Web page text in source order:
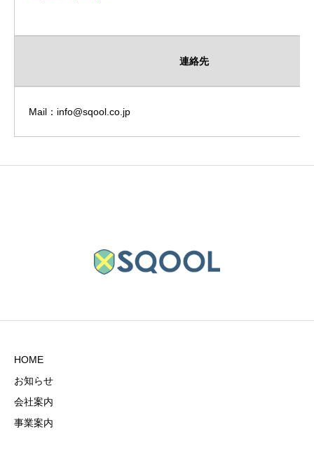
連絡先
Mail：info@sqool.co.jp
HOME
お知らせ
会社案内
事業案内